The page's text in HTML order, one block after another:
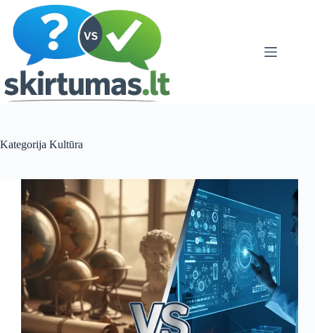
content
Kategorija Kultūra